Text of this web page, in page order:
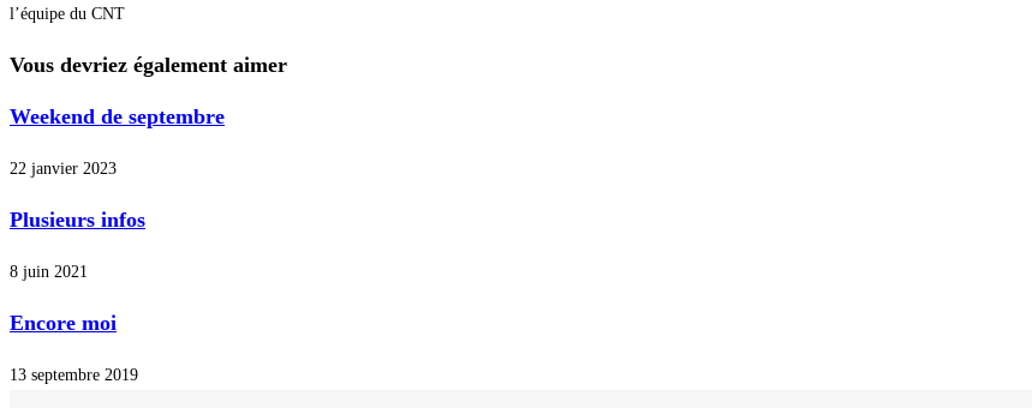
l’équipe du CNT
Vous devriez également aimer
Weekend de septembre
22 janvier 2023
Plusieurs infos
8 juin 2021
Encore moi
13 septembre 2019